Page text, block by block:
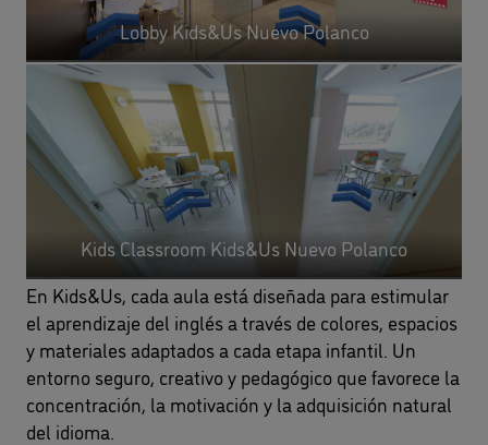
Lobby Kids&Us Nuevo Polanco
Kids Classroom Kids&Us Nuevo Polanco
En Kids&Us, cada aula está diseñada para estimular
el aprendizaje del inglés a través de colores, espacios
y materiales adaptados a cada etapa infantil. Un
entorno seguro, creativo y pedagógico que favorece la
concentración, la motivación y la adquisición natural
del idioma.